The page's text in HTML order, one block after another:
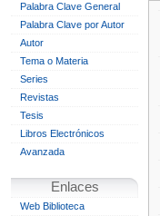
Palabra Clave General
Palabra Clave por Autor
Autor
Tema o Materia
Series
Revistas
Tesis
Libros Electrónicos
Avanzada
Enlaces
Web Biblioteca